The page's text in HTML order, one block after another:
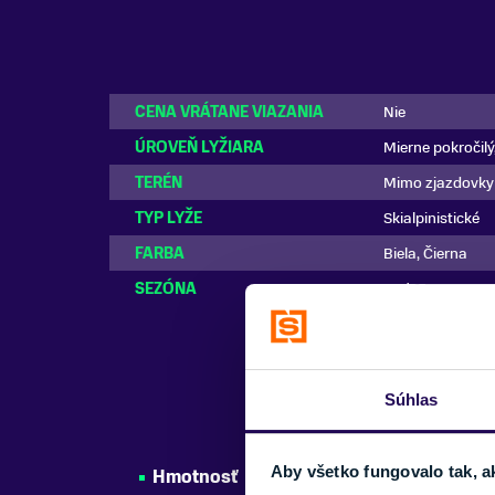
Súhlas
Aby všetko fungovalo tak,
CENA VRÁTANE VIAZANIA Nie
ÚROVEŇ LYŽIARA
Mierne
TERÉN
Mimo zjazdovky
TYP LYŽE
Skialpinistické
FARBA
Biela, Čierna
SEZÓNA
24/25
Hmotnosť